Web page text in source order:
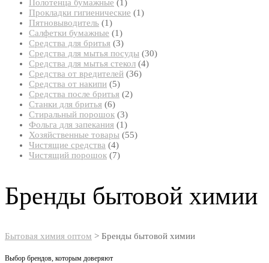
товар
Полотенца бумажные 11
товар
Прокладки гигиенические 11
Пятновыводитель 11
товар
Салфетки бумажные 11
товар
Средства для бритья 33
товара
Средства для мытья посуды 3030
Средства для мытья стекол 44
Средства от вредителей 3636
Средства от накипи 55
товаров
Средства после бритья 22
Станки для бритья 66
товаров
Стиральный порошок 33
товара
Фольга для запекания 11
товар
Хозяйственные товары 5555
Чистящие средства 44
товара
Чистящий порошок 77
Бренды бытовой химии
Бытовая химия оптом > Бренды бытовой химии
Выбор брендов, которым доверяют